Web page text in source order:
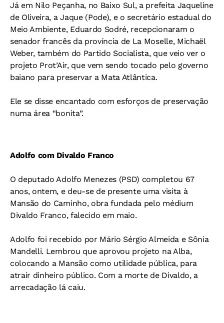
Já em Nilo Peçanha, no Baixo Sul, a prefeita Jaqueline
de Oliveira, a Jaque (Pode), e o secretário estadual do
Meio Ambiente, Eduardo Sodré, recepcionaram o
senador francês da província de La Moselle, Michaël
Weber, também do Partido Socialista, que veio ver o
projeto Prot’Air, que vem sendo tocado pelo governo
baiano para preservar a Mata Atlântica.
Ele se disse encantado com esforços de preservação
numa área “bonita”.
Adolfo com Divaldo Franco
O deputado Adolfo Menezes (PSD) completou 67
anos, ontem, e deu-se de presente uma visita à
Mansão do Caminho, obra fundada pelo médium
Divaldo Franco, falecido em maio.
Adolfo foi recebido por Mário Sérgio Almeida e Sônia
Mandelli. Lembrou que aprovou projeto na Alba,
colocando a Mansão como utilidade pública, para
atrair dinheiro público. Com a morte de Divaldo, a
arrecadação lá caiu.